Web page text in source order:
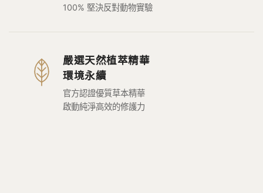
100% 堅決反對動物實驗
嚴選天然植萃精華
環境永續
官方認證優質草本精華
啟動純淨高效的修護力